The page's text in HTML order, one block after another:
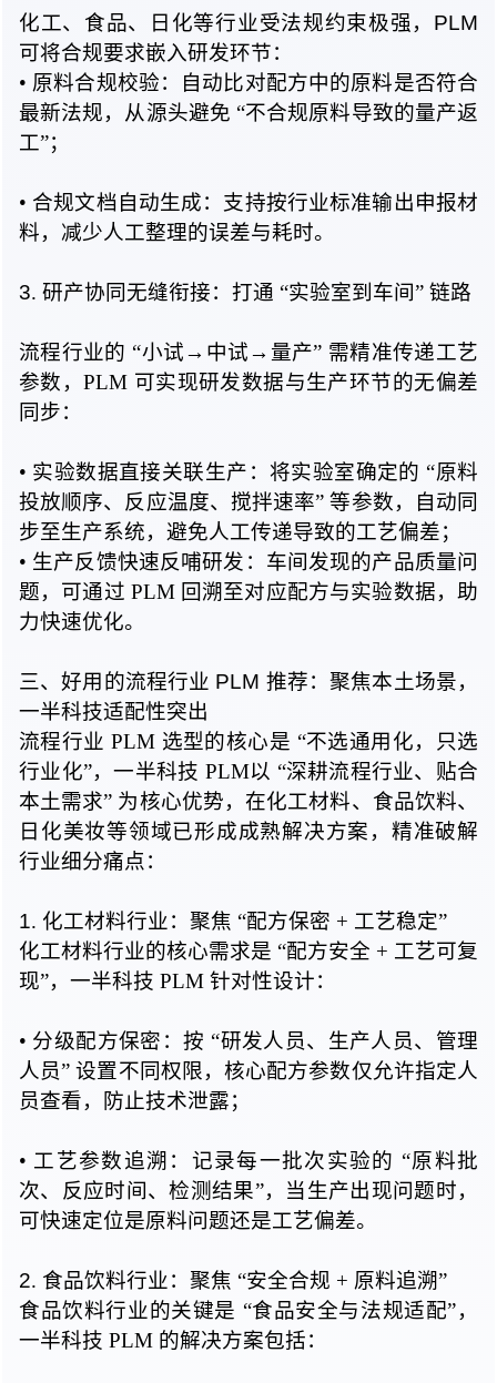
化工、食品、日化等行业受法规约束极强，PLM
可将合规要求嵌入研发环节：
• 原料合规校验：自动比对配方中的原料是否符合
最新法规，从源头避免 “不合规原料导致的量产返
工”；
• 合规文档自动生成：支持按行业标准输出申报材
料，减少人工整理的误差与耗时。
3. 研产协同无缝衔接： 打通 “实验室到车间” 链路
流程行业的 “小试→中试→量产” 需精准传递工艺
参数，PLM 可实现研发数据与生产环节的无偏差
同步：
• 实验数据直接关联生产：将实验室确定的 “原料
投放顺序、反应温度、搅拌速率” 等参数，自动同
步至生产系统，避免人工传递导致的工艺偏差；
• 生产反馈快速反哺研发：车间发现的产品质量问
题，可通过 PLM 回溯至对应配方与实验数据，助
力快速优化。
三、好用的流程行业 PLM 推荐：聚焦本土场景，
一半科技适配性突出
流程行业 PLM 选型的核心是 “不选通用化，只选
行业化”，一半科技 PLM以 “深耕流程行业、贴合
本土需求” 为核心优势，在化工材料、食品饮料、
日化美妆等领域已形成成熟解决方案，精准破解
行业细分痛点：
1. 化工材料行业： 聚焦 “配方保密 + 工艺稳定”
化工材料行业的核心需求是 “配方安全 + 工艺可复
现”，一半科技 PLM 针对性设计：
• 分级配方保密：按 “研发人员、生产人员、管理
人员” 设置不同权限，核心配方参数仅允许指定人
员查看，防止技术泄露；
• 工艺参数追溯：记录每一批次实验的 “原料批
次、反应时间、检测结果”，当生产出现问题时，
可快速定位是原料问题还是工艺偏差。
2. 食品饮料行业： 聚焦 “安全合规 + 原料追溯”
食品饮料行业的关键是 “食品安全与法规适配”，
一半科技 PLM 的解决方案包括：